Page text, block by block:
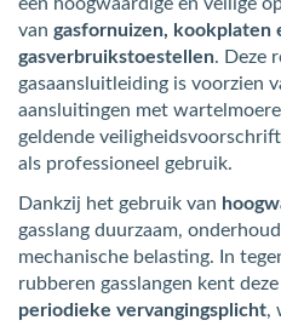
van gasfornuizen, kookplaten
gasverbruikstoestellen. Deze
gasaansluitleiding is voorzien
aansluitingen met
geldende
als professioneel gebruik.
Dankzij het gebruik van
gasslang duurzaam,
mechanische belasting. In
rubberen gasslangen kent deze
periodieke vervangingsplicht,